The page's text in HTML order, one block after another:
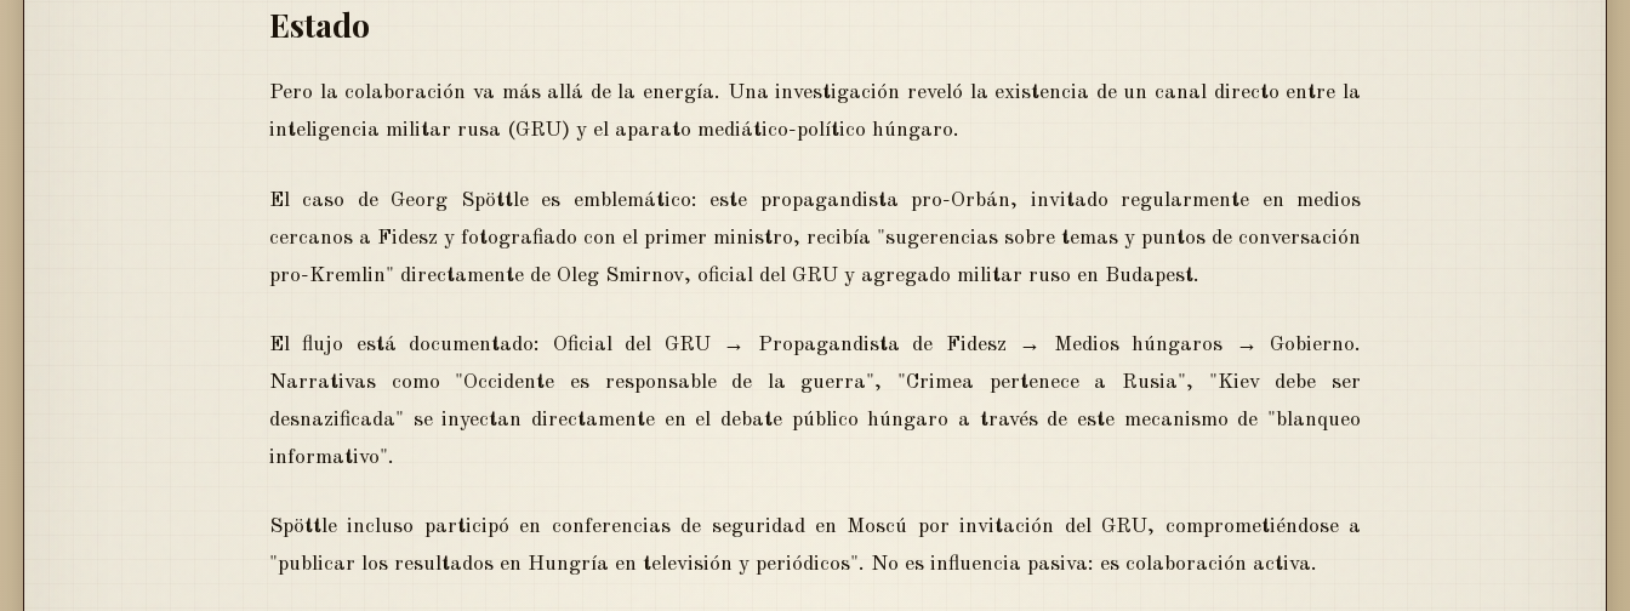
Estado
Pero la colaboración va más allá de la energía. Una investigación reveló la existencia de un canal directo entre la
inteligencia militar rusa (GRU) y el aparato mediático-político húngaro.
El caso de Georg Spöttle es emblemático: este propagandista pro-Orbán, invitado regularmente en medios
cercanos a Fidesz y fotografiado con el primer ministro, recibía "sugerencias sobre temas y puntos de conversación
pro-Kremlin" directamente de Oleg Smirnov, oficial del GRU y agregado militar ruso en Budapest.
El flujo está documentado: Oficial del GRU → Propagandista de Fidesz → Medios húngaros → Gobierno.
Narrativas como "Occidente es responsable de la guerra", "Crimea pertenece a Rusia", "Kiev debe ser
desnazificada" se inyectan directamente en el debate público húngaro a través de este mecanismo de "blanqueo
informativo".
Spöttle incluso participó en conferencias de seguridad en Moscú por invitación del GRU, comprometiéndose a
"publicar los resultados en Hungría en televisión y periódicos". No es influencia pasiva: es colaboración activa.